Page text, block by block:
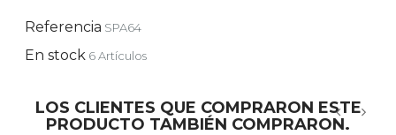
Referencia SPA64
En stock 6 Artículos
LOS CLIENTES QUE COMPRARON ESTE
PRODUCTO TAMBIÉN COMPRARON.